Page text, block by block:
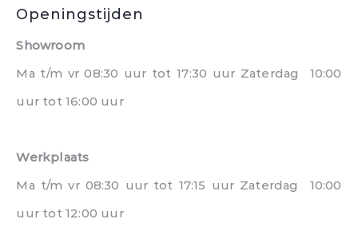
Openingstijden
Showroom
Ma t/m vr 08:30 uur tot 17:30 uur Zaterdag 10:00
uur tot 16:00 uur
Werkplaats
Ma t/m vr 08:30 uur tot 17:15 uur Zaterdag 10:00
uur tot 12:00 uur